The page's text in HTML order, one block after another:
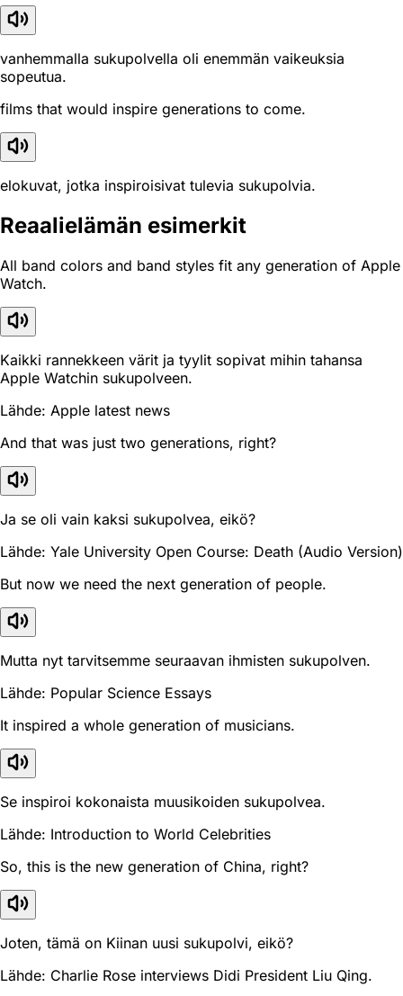
vanhemmalla sukupolvella oli enemmän vaikeuksia
sopeutua.
films that would inspire generations to come.
elokuvat, jotka inspiroisivat tulevia sukupolvia.
Reaali­elämän esimerkit
All band colors and band styles fit any generation of Apple
Watch.
Kaikki rannekkeen värit ja tyylit sopivat mihin tahansa
Apple Watchin sukupolveen.
Lähde: Apple latest news
And that was just two generations, right?
Ja se oli vain kaksi sukupolvea, eikö?
Lähde: Yale University Open Course: Death (Audio Version)
But now we need the next generation of people.
Mutta nyt tarvitsemme seuraavan ihmisten sukupolven.
Lähde: Popular Science Essays
It inspired a whole generation of musicians.
Se inspiroi kokonaista muusikoiden sukupolvea.
Lähde: Introduction to World Celebrities
So, this is the new generation of China, right?
Joten, tämä on Kiinan uusi sukupolvi, eikö?
Lähde: Charlie Rose interviews Didi President Liu Qing.